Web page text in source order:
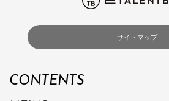
サイトマップ
CONTENTS